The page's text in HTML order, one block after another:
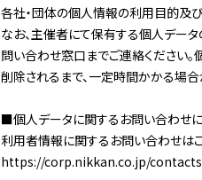
各社・団体の個人情報の利用目的及び
なお、主催者にて保有する個人データ
問い合わせ窓口までご連絡ください
削除されるまで、一定時間かかる場合
■個人データに関するお問い合わせ
利用者情報に関するお問い合わせはこ
https://corp.nikkan.co.jp/